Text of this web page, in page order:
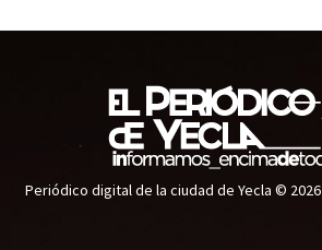
Periódico digital de la ciudad de Yecla © 2026